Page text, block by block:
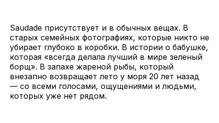
Saudade присутствует и в обычных вещах. В
старых семейных фотографиях, которые никто не
убирает глубоко в коробки. В истории о бабушке,
которая «всегда делала лучший в мире зеленый
борщ». В запахе жареной рыбы, который
внезапно возвращает лето у моря 20 лет назад
— со всеми голосами, ощущениями и людьми,
которых уже нет рядом.